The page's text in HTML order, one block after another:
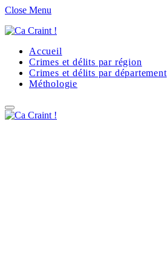
Close Menu
Accueil
Crimes et délits par région
Crimes et délits par département
Méthologie